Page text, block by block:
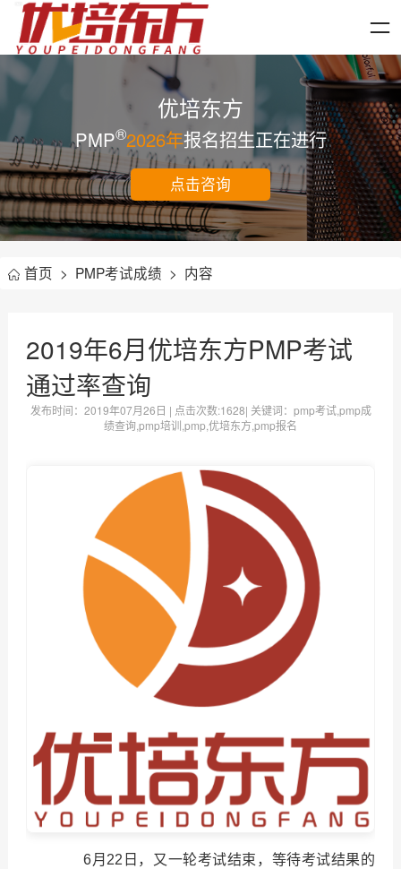
优培东方
PMP®2026年报名招生正在进行
点击咨询
首页 > PMP考试成绩 > 内容
2019年6月优培东方PMP考试
通过率查询
发布时间： 2019年07月26日 | 点击次数:1628| 关键词：pmp考试,pmp成
绩查询,pmp培训,pmp,优培东方,pmp报名
6月22日，又一轮考试结束，等待考试结果的